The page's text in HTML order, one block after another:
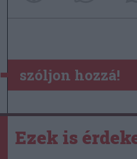
szóljon hozzá!
Ezek is